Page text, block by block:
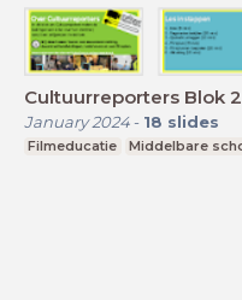
January 2024- 18 slides
Filmeducatie Middelbare